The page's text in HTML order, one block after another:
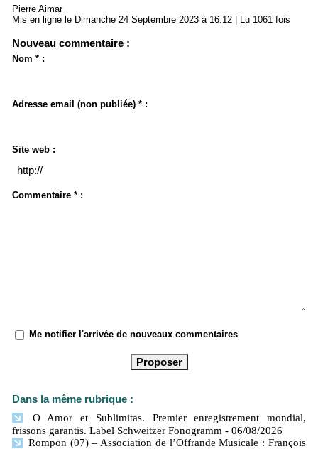
Pierre Aimar
Mis en ligne le Dimanche 24 Septembre 2023 à 16:12 | Lu 1061 fois
Nouveau commentaire :
Nom * :
Adresse email (non publiée) * :
Site web :
Commentaire * :
Me notifier l'arrivée de nouveaux commentaires
Dans la même rubrique :
O Amor et Sublimitas. Premier enregistrement mondial,
frissons garantis. Label Schweitzer Fonogramm - 06/08/2026
Rompon (07) – Association de l’Offrande Musicale : François